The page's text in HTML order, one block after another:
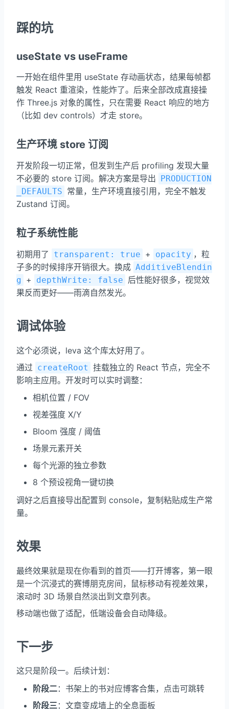
踩的坑
useState vs useFrame
一开始在组件里用 useState 存动画状态，结果每帧都
触发 React 重渲染，性能炸了。后来全部改成直接操
作 Three.js 对象的属性，只在需要 React 响应的地方
（比如 dev controls）才走 store。
生产环境 store 订阅
开发阶段一切正常，但发到生产后 profiling 发现大量
不必要的 store 订阅。解决方案是导出 PRODUCTION
_DEFAULTS 常量，生产环境直接引用，完全不触发
Zustand 订阅。
粒子系统性能
初期用了 transparent: true + opacity ，粒
子多的时候排序开销很大。换成 AdditiveBlendin
g + depthWrite: false 后性能好很多，视觉效
果反而更好——雨滴自然发光。
调试体验
这个必须说，leva 这个库太好用了。
通过 createRoot 挂载独立的 React 节点，完全不
影响主应用。开发时可以实时调整：
相机位置 / FOV
视差强度 X/Y
Bloom 强度 / 阈值
场景元素开关
每个光源的独立参数
8 个预设视角一键切换
调好之后直接导出配置到 console，复制粘贴成生产常
量。
效果
最终效果就是现在你看到的首页——打开博客，第一眼
是一个沉浸式的赛博朋克房间，鼠标移动有视差效果，
滚动时 3D 场景自然淡出到文章列表。
移动端也做了适配，低端设备会自动降级。
下一步
这只是阶段一。后续计划：
阶段二：书架上的书对应博客合集，点击可跳转
阶段三：文章变成墙上的全息面板